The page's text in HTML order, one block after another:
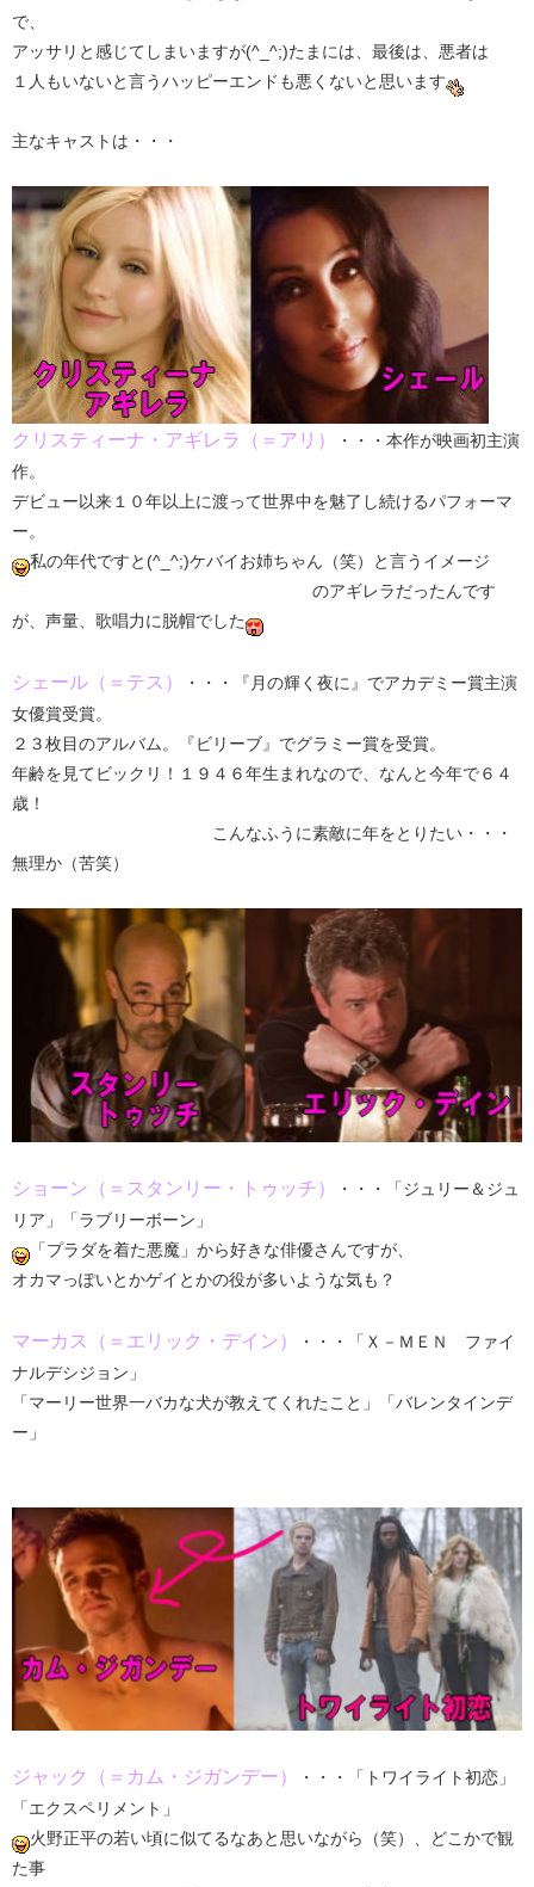
で、
アッサリと感じてしまいますが(^_^;)たまには、最後は、悪者は
１人もいないと言うハッピーエンドも悪くないと思います
主なキャストは・・・
クリスティーナ・アギレラ（＝アリ）
・・・本作が映画初主演
作。
デビュー以来１０年以上に渡って世界中を魅了し続けるパフォーマ
ー。
私の年代ですと(^_^;)ケバイお姉ちゃん（笑）と言うイメージ
のアギレラだったんです
が、声量、歌唱力に脱帽でした
シェール（＝テス）
・・・『月の輝く夜に』でアカデミー賞主演
女優賞受賞。
２３枚目のアルバム。『ビリーブ』でグラミー賞を受賞。
年齢を見てビックリ！１９４６年生まれなので、なんと今年で６４
歳！
こんなふうに素敵に年をとりたい・・・
無理か（苦笑）
ショーン（＝スタンリー・トゥッチ）
・・・「ジュリー＆ジュ
リア」「ラブリーボーン」
「プラダを着た悪魔」から好きな俳優さんですが、
オカマっぽいとかゲイとかの役が多いような気も？
マーカス（＝エリック・デイン）
・・・「Ｘ－ＭＥＮ ファイ
ナルデシジョン」
「マーリー世界一バカな犬が教えてくれたこと」「バレンタインデ
ー」
ジャック（＝カム・ジガンデー）
・・・「トワイライト初恋」
「エクスペリメント」
火野正平の若い頃に似てるなあと思いながら（笑）、どこかで観
た事